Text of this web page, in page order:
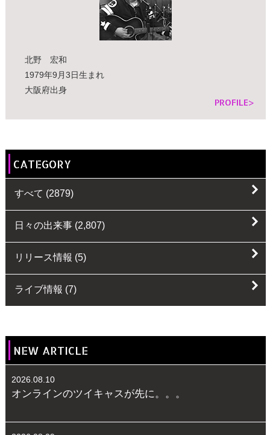
北野 宏和
1979年9月3日生まれ
大阪府出身
PROFILE>
CATEGORY
すべて (2879)
日々の出来事(2,807)
リリース情報 (5)
ライブ情報 (7)
NEW ARTICLE
2026.08.10
オンラインのツイキャスが先に。。。